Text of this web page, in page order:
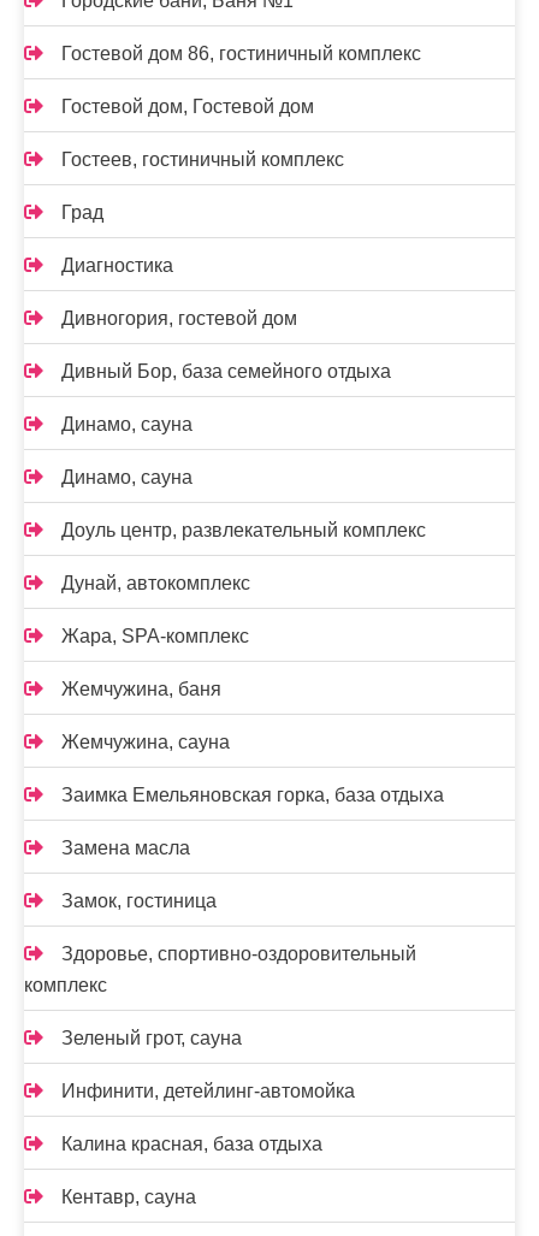
Гостевой дом 86, гостиничный комплекс
Гостевой дом, Гостевой дом
Гостеев, гостиничный комплекс
Град
Диагностика
Дивногория, гостевой дом
Дивный Бор, база семейного отдыха
Динамо, сауна
Динамо, сауна
Доуль центр, развлекательный комплекс
Дунай, автокомплекс
Жара, SPA-комплекс
Жемчужина, баня
Жемчужина, сауна
Заимка Емельяновская горка, база отдыха
Замена масла
Замок, гостиница
Здоровье, спортивно-оздоровительный
комплекс
Зеленый грот, сауна
Инфинити, детейлинг-автомойка
Калина красная, база отдыха
Кентавр, сауна